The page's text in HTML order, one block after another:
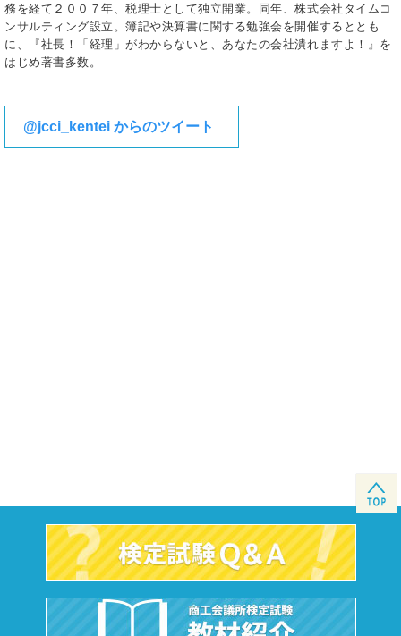
務を経て２００７年、税理士として独立開業。同年、株式会社タイムコ
ンサルティング設立。簿記や決算書に関する勉強会を開催するととも
に、『社長！「経理」がわからないと、あなたの会社潰れますよ！』を
はじめ著書多数。
@jcci_kentei からのツイート